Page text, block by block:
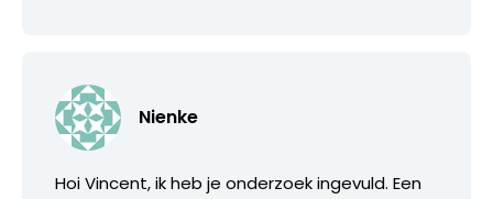
Nienke
Hoi Vincent, ik heb je onderzoek ingevuld. Een